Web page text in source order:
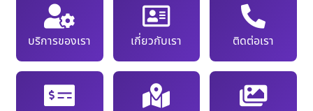
บริการของเรา เกี่ยวกับเรา ติดต่อเรา